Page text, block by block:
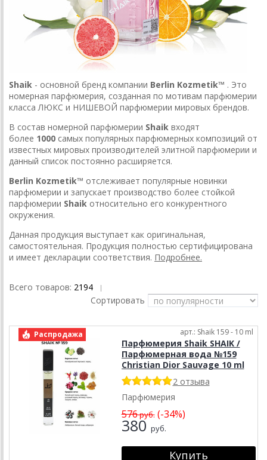
Shaik - основной бренд компании Berlin Kozmetik™ . Это
номерная парфюмерия, созданная по мотивам парфюмерии
класса ЛЮКС и НИШЕВОЙ парфюмерии мировых брендов.
В состав номерной парфюмерии Shaik входят
более 1000 самых популярных парфюмерных композиций от
известных мировых производителей элитной парфюмерии и
данный список постоянно расширяется.
Berlin Kozmetik™ отслеживает популярные новинки
парфюмерии и запускает производство более стойкой
парфюмерии Shaik относительно его конкурентного
окружения.
Данная продукция выступает как оригинальная,
самостоятельная. Продукция полностью сертифицирована
и имеет декларации соответствия. Подробнее.
Всего товаров: 2194 |
Сортировать
Распродажа арт.: Shaik 159 - 10 ml
Парфюмерия Shaik SHAIK /
Парфюмерная вода №159
Christian Dior Sauvage 10 ml
2 отзыва
Парфюмерия
576руб.(-34%)
380 руб.